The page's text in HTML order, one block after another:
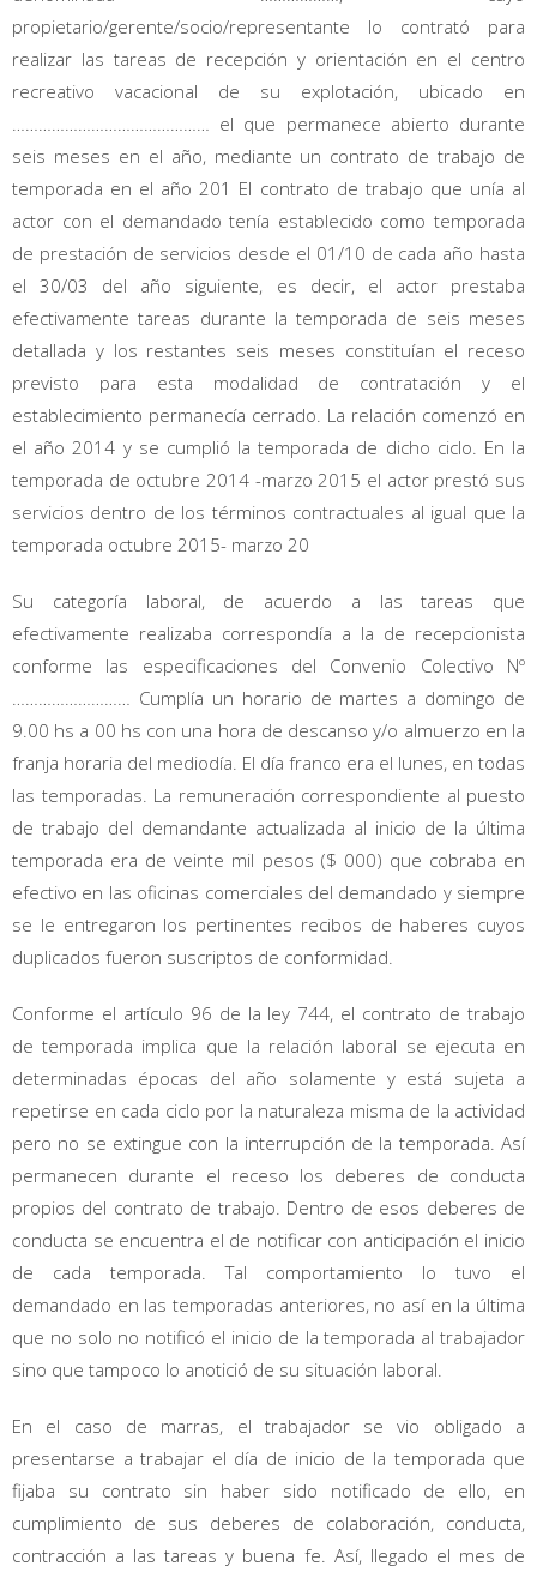
propietario/gerente/socio/representante lo contrató para
realizar las tareas de recepción y orientación en el centro
recreativo vacacional de su explotación, ubicado en
……………………………………… el que permanece abierto durante
seis meses en el año, mediante un contrato de trabajo de
temporada en el año 201 El contrato de trabajo que unía al
actor con el demandado tenía establecido como temporada
de prestación de servicios desde el 01/10 de cada año hasta
el 30/03 del año siguiente, es decir, el actor prestaba
efectivamente tareas durante la temporada de seis meses
detallada y los restantes seis meses constituían el receso
previsto para esta modalidad de contratación y el
establecimiento permanecía cerrado. La relación comenzó en
el año 2014 y se cumplió la temporada de dicho ciclo. En la
temporada de octubre 2014 -marzo 2015 el actor prestó sus
servicios dentro de los términos contractuales al igual que la
temporada octubre 2015- marzo 20
Su categoría laboral, de acuerdo a las tareas que
efectivamente realizaba correspondía a la de recepcionista
conforme las especificaciones del Convenio Colectivo Nº
……………………… Cumplía un horario de martes a domingo de
9.00 hs a 00 hs con una hora de descanso y/o almuerzo en la
franja horaria del mediodía. El día franco era el lunes, en todas
las temporadas. La remuneración correspondiente al puesto
de trabajo del demandante actualizada al inicio de la última
temporada era de veinte mil pesos ($ 000) que cobraba en
efectivo en las oficinas comerciales del demandado y siempre
se le entregaron los pertinentes recibos de haberes cuyos
duplicados fueron suscriptos de conformidad.
Conforme el artículo 96 de la ley 744, el contrato de trabajo
de temporada implica que la relación laboral se ejecuta en
determinadas épocas del año solamente y está sujeta a
repetirse en cada ciclo por la naturaleza misma de la actividad
pero no se extingue con la interrupción de la temporada. Así
permanecen durante el receso los deberes de conducta
propios del contrato de trabajo. Dentro de esos deberes de
conducta se encuentra el de notificar con anticipación el inicio
de cada temporada. Tal comportamiento lo tuvo el
demandado en las temporadas anteriores, no así en la última
que no solo no notificó el inicio de la temporada al trabajador
sino que tampoco lo anotició de su situación laboral.
En el caso de marras, el trabajador se vio obligado a
presentarse a trabajar el día de inicio de la temporada que
fijaba su contrato sin haber sido notificado de ello, en
cumplimiento de sus deberes de colaboración, conducta,
contracción a las tareas y buena fe. Así, llegado el mes de